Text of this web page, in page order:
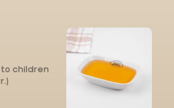
children